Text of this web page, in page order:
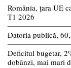
România, țara UE
T1 2026
Datoria publică,
Deficitul bugetar,
dobânzi, mai mari